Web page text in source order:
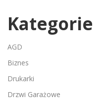
Kategorie
AGD
Biznes
Drukarki
Drzwi Garażowe